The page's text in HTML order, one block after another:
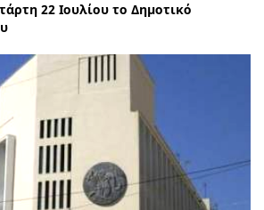
22 Ιουλίου το Δημοτικό